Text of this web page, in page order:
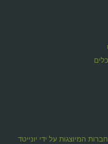
המיוצגות על ידי יונייטד